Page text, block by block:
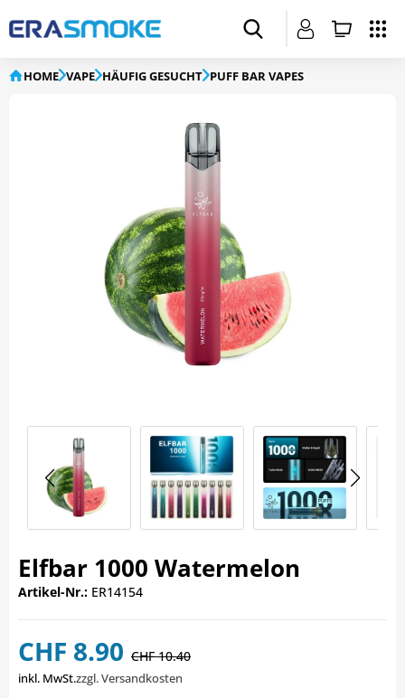
HOME VAPE HÄUFIG GESUCHT PUFF BAR VAPES
Elfbar 1000 Watermelon
Artikel-Nr.: ER14154
CHF 8.90 CHF 10.40
inkl. MwSt.zzgl. Versandkosten